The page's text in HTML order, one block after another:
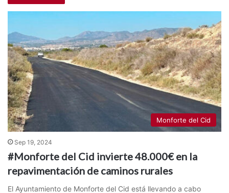
Monforte del Cid
Sep 19, 2024
#Monforte del Cid invierte 48.000€ en la
repavimentación de caminos rurales
El Ayuntamiento de Monforte del Cid está llevando a cabo